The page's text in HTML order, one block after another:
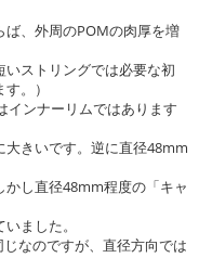
、外周のPOMの肉厚を増
いストリングでは必要な初
。）
インナーリムではあります
大きいです。逆に直径48mm
し直径48mm程度の「キャ
ました。
なのですが、直径方向では